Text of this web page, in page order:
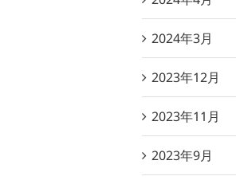
2024年3月
2023年12月
2023年11月
2023年9月